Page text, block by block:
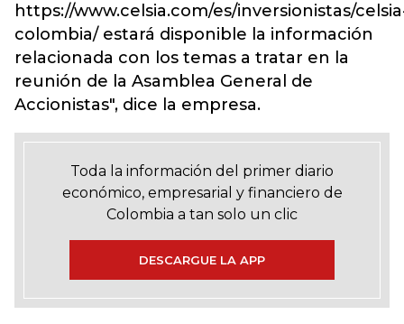
https://www.celsia.com/es/inversionistas/
colombia/ estará disponible la información
relacionada con los temas a tratar en la
reunión de la Asamblea General de
Accionistas", dice la empresa.
Toda la información del primer diario
económico, empresarial y financiero de
Colombia a tan solo un clic
DESCARGUE LA APP